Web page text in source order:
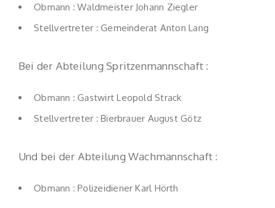
Obmann : Waldmeister Johann Ziegler
Stellvertreter : Gemeinderat Anton Lang
Bei der Abteilung Spritzenmannschaft :
Obmann : Gastwirt Leopold Strack
Stellvertreter : Bierbrauer August Götz
Und bei der Abteilung Wachmannschaft :
Obmann : Polizeidiener Karl Hörth